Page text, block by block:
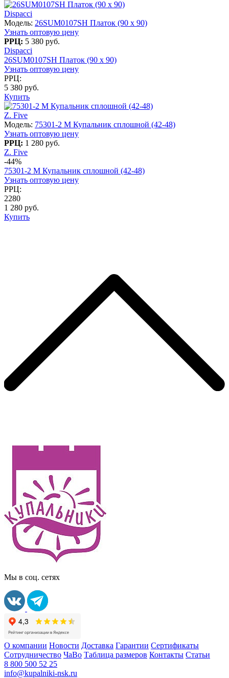
Dispacci
Модель: 26SUM0107SH Платок (90 х 90)
Узнать оптовую цену
РРЦ: 5 380 руб.
Dispacci
26SUM0107SH Платок (90 х 90)
Узнать оптовую цену
РРЦ:
5 380 руб.
Купить
Z. Five
Модель: 75301-2 M Купальник сплошной (42-48)
Узнать оптовую цену
РРЦ: 1 280 руб.
Z. Five
-44%
75301-2 M Купальник сплошной (42-48)
Узнать оптовую цену
РРЦ:
2280
1 280 руб.
Купить
Мы в соц. сетях
О компании Новости Доставка Гарантии Сертификаты
Сотрудничество ЧаВо Таблица размеров Контакты Статьи
8 800 500 52 25
info@kupalniki-nsk.ru